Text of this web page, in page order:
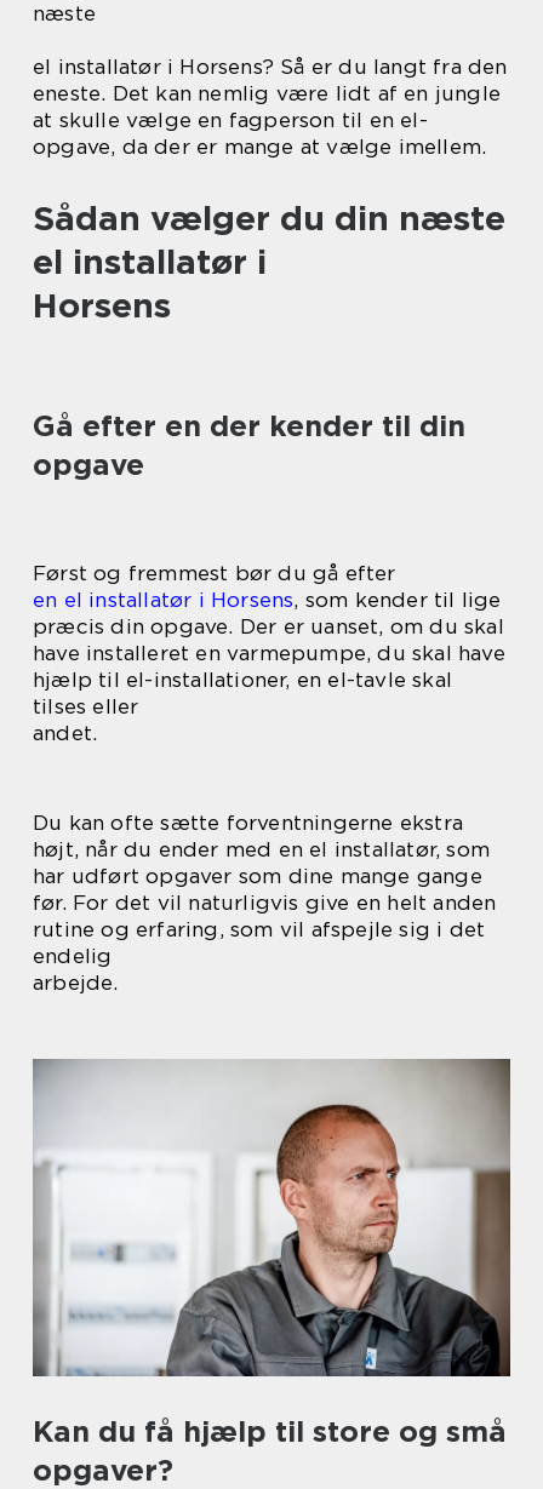
næste
el installatør i Horsens? Så er du langt fra den
eneste. Det kan nemlig være lidt af en jungle
at skulle vælge en fagperson til en el-
opgave, da der er mange at vælge imellem.
Sådan vælger du din næste
el installatør i
Horsens
Gå efter en der kender til din
opgave
Først og fremmest bør du gå efter
en el installatør i Horsens, som kender til lige
præcis din opgave. Der er uanset, om du skal
have installeret en varmepumpe, du skal have
hjælp til el-installationer, en el-tavle skal
tilses eller
andet.
Du kan ofte sætte forventningerne ekstra
højt, når du ender med en el installatør, som
har udført opgaver som dine mange gange
før. For det vil naturligvis give en helt anden
rutine og erfaring, som vil afspejle sig i det
endelig
arbejde.
Kan du få hjælp til store og små
opgaver?